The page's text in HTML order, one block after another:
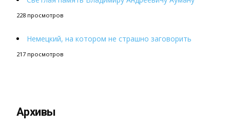
228 просмотров
Немецкий, на котором не страшно заговорить
217 просмотров
Архивы